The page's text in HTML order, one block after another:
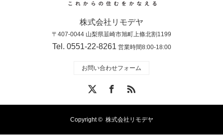
株式会社リモデヤ
〒407-0044 山梨県韮崎市旭町上條北割1199
Tel. 0551-22-8261 営業時間8:00-18:00
お問い合わせフォーム
RSS
Copyright © 株式会社リモデヤ